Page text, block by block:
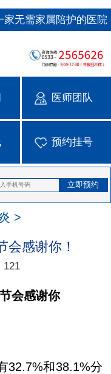
家无需家属陪护的医院
医师团队
预约挂号
>
会感谢你！
121
会感谢你
32.7%和38.1%分